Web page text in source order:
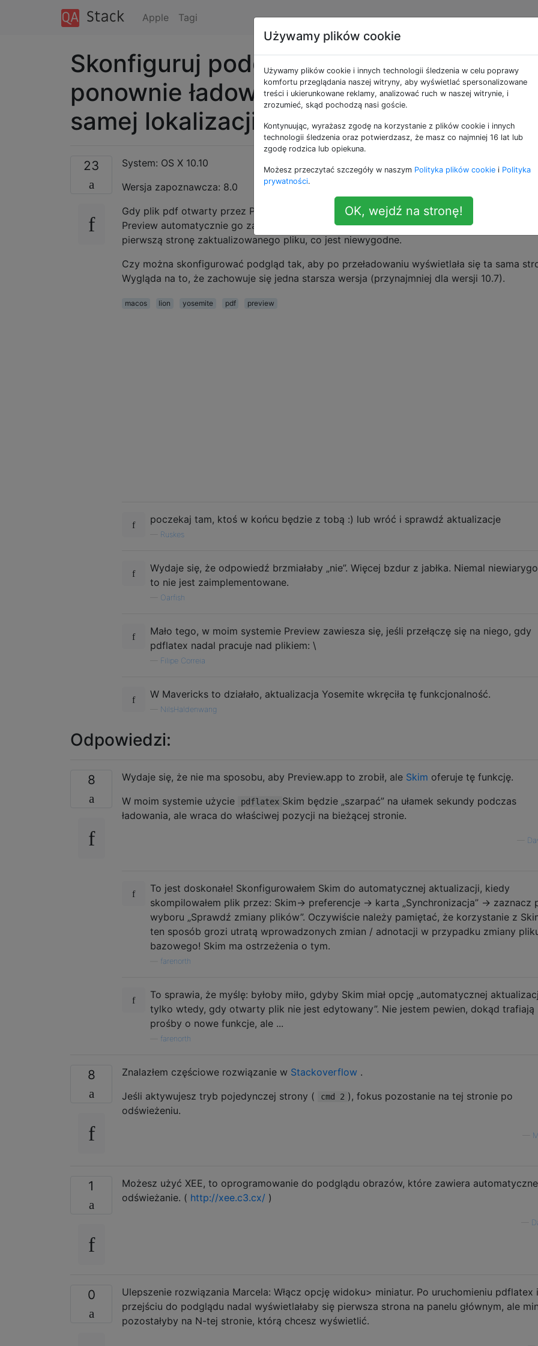
Apple Tagi
Skonfiguruj podgląd, aby automatycznie
ponownie ładować pdf i pozostać w tej
samej lokalizacji
23
System: OS X 10.10
Wersja zapoznawcza: 8.0
Gdy plik pdf otwarty przez Preview zostanie zaktualizowany przez inny program (np.
Preview automatycznie go załaduje ponownie, co jest dobre. Jednak podgląd zawsze
pierwszą stronę zaktualizowanego pliku, co jest niewygodne.
Czy można skonfigurować podgląd tak, aby po przeładowaniu wyświetlała się ta sama
Wygląda na to, że zachowuje się jedna starsza wersja (przynajmniej dla wersji 10.7).
macos lion yosemite pdf preview
poczekaj tam, ktoś w końcu będzie z tobą :) lub wróć i sprawdź aktualizacje
Ruskes
Wydaje się, że odpowiedź brzmiałaby „nie”. Więcej bzdur z jabłka. Niemal
to nie jest zaimplementowane.
Oarfish
Mało tego, w moim systemie Preview zawiesza się, jeśli przełączę się na niego, gdy
pdflatex nadal pracuje nad plikiem: \
Filipe Correia
W Mavericks to działało, aktualizacja Yosemite wkręciła tę funkcjonalność.
NilsHaldenwang
Odpowiedzi:
8 Wydaje się, że nie ma sposobu, aby Preview.app to zrobił, ale Skim oferuje tę funkcję.
W moim systemie użycie
pdflatex Skim będzie „szarpać” na ułamek sekundy podczas
ładowania, ale wraca do właściwej pozycji na bieżącej stronie.
To jest doskonałe! Skonfigurowałem Skim do automatycznej aktualizacji, kiedy
skompilowałem plik przez: Skim-> preferencje -> karta „Synchronizacja” -> zaznacz
wyboru „Sprawdź zmiany plików”. Oczywiście należy pamiętać, że korzystanie z
ten sposób grozi utratą wprowadzonych zmian / adnotacji w przypadku zmiany
bazowego! Skim ma ostrzeżenia o tym.
farenorth
To sprawia, że ​​myślę: byłoby miło, gdyby Skim miał opcję „automatycznej
tylko wtedy, gdy otwarty plik nie jest edytowany”. Nie jestem pewien, dokąd trafiają
prośby o nowe funkcje, ale ...
farenorth
8 Znalazłem częściowe rozwiązanie w Stackoverflow .
Jeśli aktywujesz tryb pojedynczej strony (
cmd 2 ), fokus pozostanie na tej stronie po
odświeżeniu.
1
Możesz użyć XEE, to oprogramowanie do podglądu obrazów, które zawiera automatyczne
odświeżanie. ( http://xee.c3.cx/ )
0
Ulepszenie rozwiązania Marcela: Włącz opcję widoku> miniatur. Po uruchomieniu pdflatex i
przejściu do podglądu nadal wyświetlałaby się pierwsza strona na panelu głównym, ale
pozostałyby na N-tej stronie, którą chcesz wyświetlić.
Używamy plików cookie
Używamy plików cookie i innych technologii śledzenia w celu poprawy
komfortu przeglądania naszej witryny, aby wyświetlać spersonalizowane
treści i ukierunkowane reklamy, analizować ruch w naszej witrynie, i
zrozumieć, skąd pochodzą nasi goście.
Kontynuując, wyrażasz zgodę na korzystanie z plików cookie i innych
technologii śledzenia oraz potwierdzasz, że masz co najmniej 16 lat lub
zgodę rodzica lub opiekuna.
Możesz przeczytać szczegóły w naszym Polityka plików cookie i Polityka
prywatności.
OK, wejdź na stronę!